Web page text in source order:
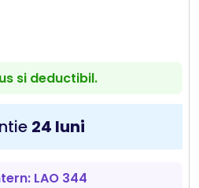
si deductibil.
24 luni
LAO 344